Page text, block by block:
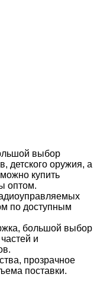
выбор
детского оружия, а
купить
оптом.
по доступным
большой выбор
и
прозрачное
поставки.